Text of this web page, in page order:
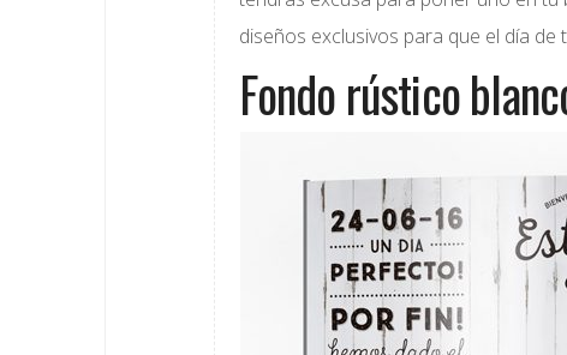
diseños exclusivos para que el día
Fondo rústico